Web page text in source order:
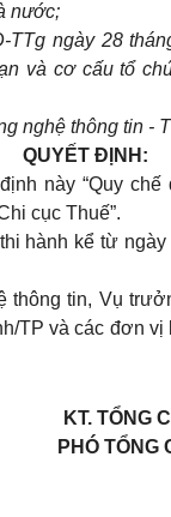
nước;
TTg ngày 28
và cơ cấu tổ
nghệ thông tin -
QUYẾT ĐỊNH:
này “Quy
cục Thuế”.
hành kể từ
thông tin, Vụ
TP và các đơn
KT. TỔNG
PHÓ TỔNG